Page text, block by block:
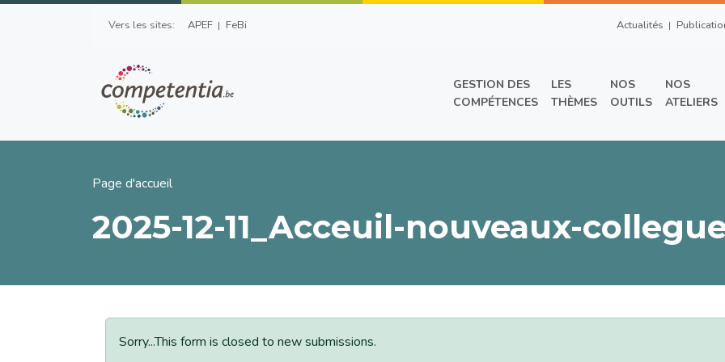
Aller au contenu principal
Vers les sites: Top Left Menu
APEF FeBi Top Right
Actualités
Main menu
GESTION DES
COMPÉTENCES
LES
THÈMES
NOS
OUTILS
NOS
ATELIERS
Fil d'Ariane
Page d'accueil
2025-12-11_Acceuil-nouveaux-
Message d'état
Sorry...This form is closed to new submissions.